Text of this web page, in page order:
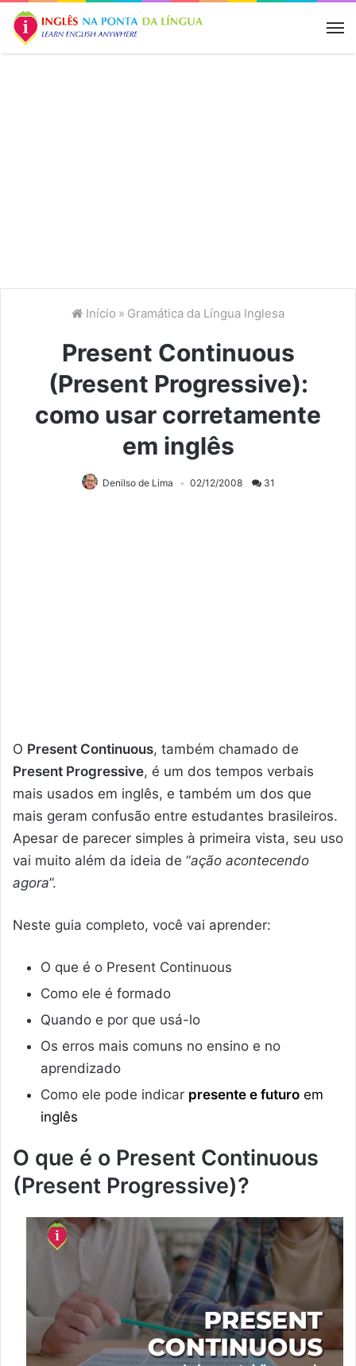
Início » Gramática da Língua Inglesa
Present Continuous
(Present Progressive):
como usar corretamente
em inglês
Denilso de Lima 02/12/2008 31
O Present Continuous, também chamado de
Present Progressive, é um dos tempos verbais
mais usados em inglês, e também um dos que
mais geram confusão entre estudantes brasileiros.
Apesar de parecer simples à primeira vista, seu uso
vai muito além da ideia de “ação acontecendo
agora”.
Neste guia completo, você vai aprender:
O que é o Present Continuous
Como ele é formado
Quando e por que usá-lo
Os erros mais comuns no ensino e no
aprendizado
Como ele pode indicar presente e futuro em
inglês
O que é o Present Continuous
(Present Progressive)?